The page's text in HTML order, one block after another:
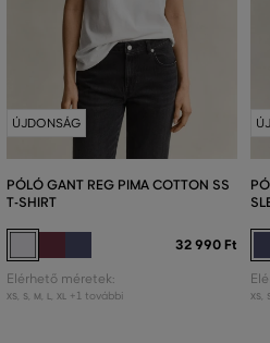
ÚJDONSÁG
PÓLÓ GANT REG PIMA COTTON SS
T-SHIRT
32 990 Ft
Elérhető méretek:
XS, S, M L XL +1 további XS,